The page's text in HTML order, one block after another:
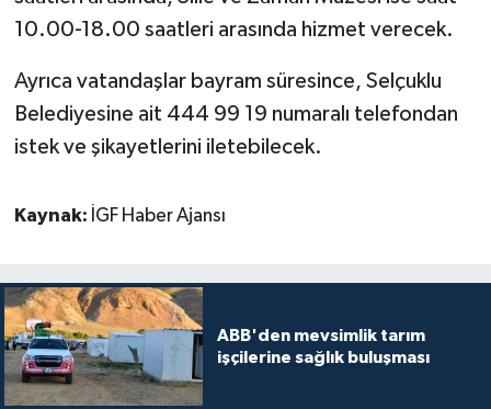
10.00-18.00 saatleri arasında hizmet verecek.
Ayrıca vatandaşlar bayram süresince, Selçuklu
Belediyesine ait 444 99 19 numaralı telefondan
istek ve şikayetlerini iletebilecek.
Kaynak: İGF Haber Ajansı
ABB'den mevsimlik tarım
işçilerine sağlık buluşması